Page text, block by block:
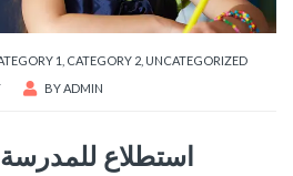
1 CATEGORY 2 UNCATEGORIZED
BYADMIN
استطلاع